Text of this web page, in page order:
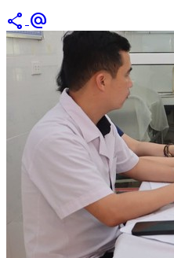
share alternate_email